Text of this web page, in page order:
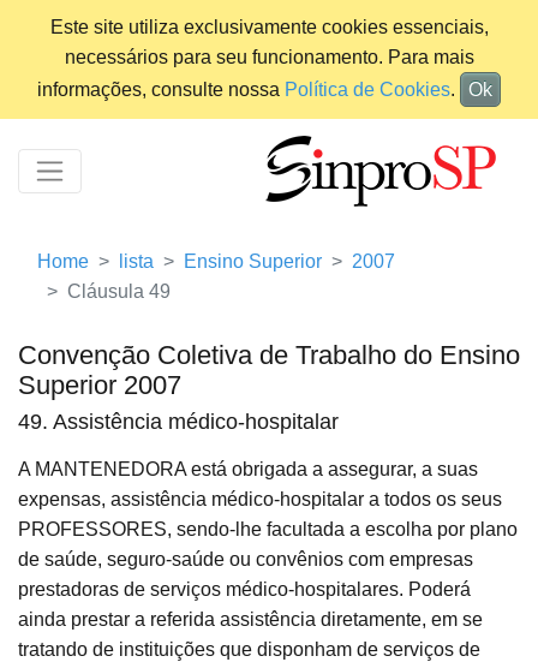
Este site utiliza exclusivamente cookies essenciais,
necessários para seu funcionamento. Para mais
informações, consulte nossa Política de Cookies. Ok
Home lista Ensino Superior
2007
Cláusula 49
Convenção Coletiva de Trabalho do Ensino
Superior 2007
49. Assistência médico-hospitalar
A MANTENEDORA está obrigada a assegurar, a suas
expensas, assistência médico-hospitalar a todos os seus
PROFESSORES, sendo-lhe facultada a escolha por plano
de saúde, seguro-saúde ou convênios com empresas
prestadoras de serviços médico-hospitalares. Poderá
ainda prestar a referida assistência diretamente, em se
tratando de instituições que disponham de serviços de